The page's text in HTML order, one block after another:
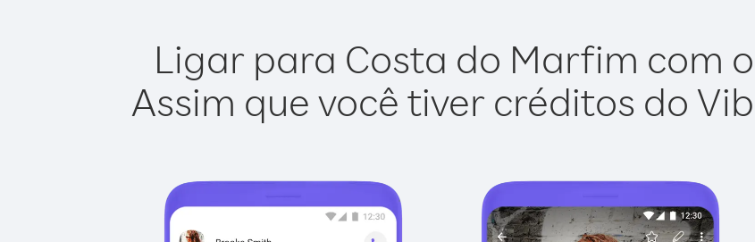
Ligar para Costa do Marfim com
Assim que você tiver créditos do